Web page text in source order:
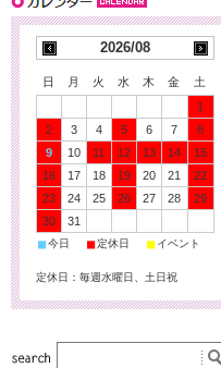
2026/08
日 月 火 水 木 金
土
1
2
3 4 5 6 7
8
9
10 11 12 13 14
15
16
17 18 19 20 21
22
23
24 25 26 27 28
29
30
31
■今日 ■定休日 ■ イベント
定休日：毎週水曜日、土日祝